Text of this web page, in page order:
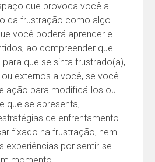
que provoca você a
da frustração como algo
você poderá aprender e
ao compreender que
que se sinta frustrado(a),
externos a você, se você
ação para modificá-los ou
que se apresenta,
de enfrentamento
fixado na frustração, nem
experiências por sentir-se